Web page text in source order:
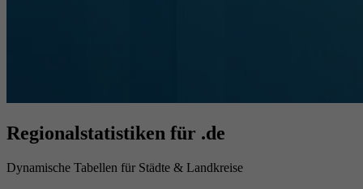
Regionalstatistiken für .de
Dynamische Tabellen für Städte & Landkreise